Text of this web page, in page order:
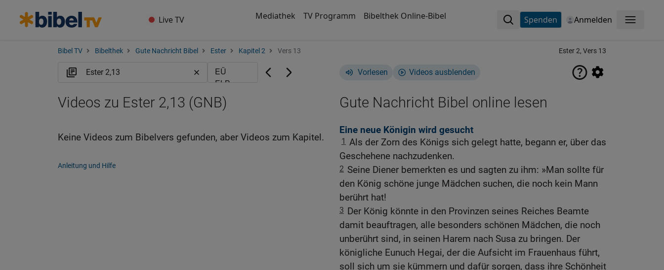
Live TV Mediathek TV Programm Bibelthek Online-Bibel Spenden Anmelden Menü
Bibel TV Bibelthek Gute Nachricht Bibel Ester Kapitel 2 Vers 13 Ester 2, Vers 13
Vorlesen Videos ausblenden
Gute Nachricht Bibel online lesen
Eine neue Königin wird gesucht
1 Als der Zorn des Königs sich gelegt hatte, begann er, über das
Geschehene nachzudenken.
2 Seine Diener bemerkten es und sagten zu ihm: »Man sollte für
den König schöne junge Mädchen suchen, die noch kein Mann
berührt hat!
3 Der König könnte in den Provinzen seines Reiches Beamte
damit beauftragen, alle besonders schönen Mädchen, die noch
unberührt sind, in seinen Harem nach Susa zu bringen. Der
königliche Eunuch Hegai, der die Aufsicht im Frauenhaus führt,
soll sich um sie kümmern und dafür sorgen, dass ihre Schönheit
Videos zu Ester 2,13 (GNB)
Keine Videos zum Bibelvers gefunden, aber Videos zum Kapitel.
Anleitung und Hilfe